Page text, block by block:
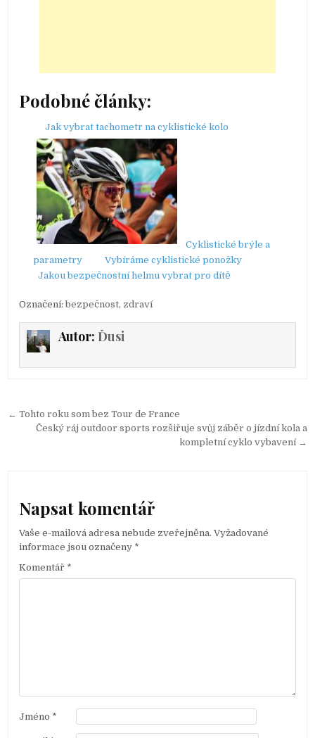
Podobné články:
Jak vybrat tachometr na cyklistické kolo
Cyklistické brýle a
parametry
Vybíráme cyklistické ponožky
Jakou bezpečnostní helmu vybrat pro dítě
Označení:bezpečnost, zdraví
Autor: Ďusi
g
p
p
← Tohto roku som bez Tour de France
Český ráj outdoor sports rozšiřuje svůj záběr o jízdní kola a
kompletní cyklo vybavení →
Napsat komentář
Vaše e-mailová adresa nebude zveřejněna. Vyžadované
informace jsou označeny *
Komentář *
Jméno *